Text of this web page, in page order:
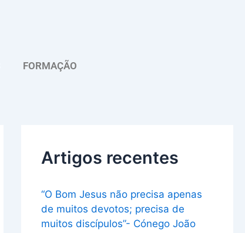
FORMAÇÃO
Artigos recentes
“O Bom Jesus não precisa apenas
de muitos devotos; precisa de
muitos discípulos”- Cónego João
u